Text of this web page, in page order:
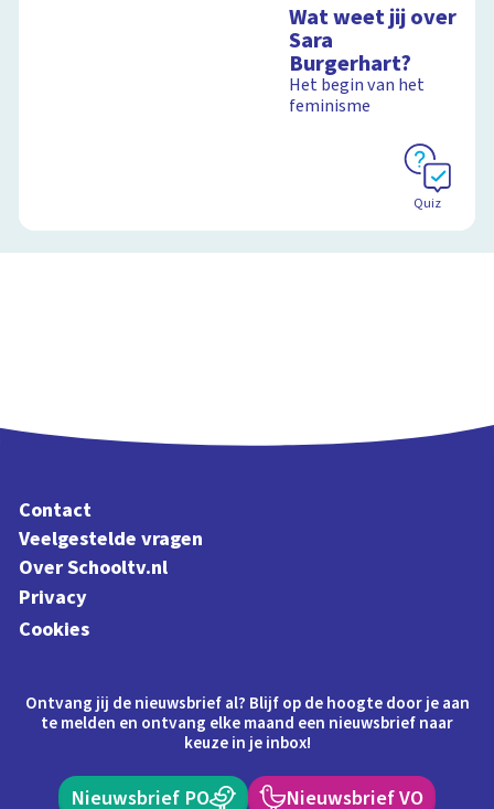
Wat weet jij over
Sara
Burgerhart?
Het begin van het
feminisme
Quiz
Contact
Veelgestelde vragen
Over Schooltv.nl
Privacy
Cookies
Ontvang jij de nieuwsbrief al? Blijf op de hoogte door je aan
te melden en ontvang elke maand een nieuwsbrief naar
keuze in je inbox!
Nieuwsbrief PO Nieuwsbrief VO